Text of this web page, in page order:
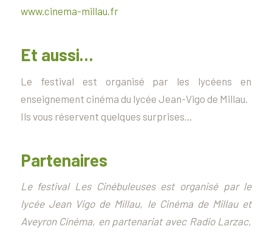
www.cinema-millau.fr
Et aussi…
Le festival est organisé par les lycéens en
enseignement cinéma du lycée Jean-Vigo de Millau.
Ils vous réservent quelques surprises…
Partenaires
Le festival Les Cinébuleuses est organisé par le
lycée Jean Vigo de Millau, le Cinéma de Millau et
Aveyron Cinéma, en partenariat avec Radio Larzac,